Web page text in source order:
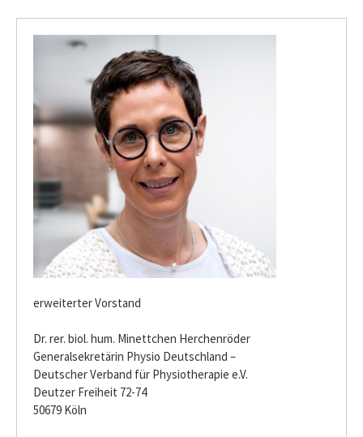
erweiterter Vorstand
Dr. rer. biol. hum. Minettchen Herchenröder
Generalsekretärin Physio Deutschland –
Deutscher Verband für Physiotherapie e.V.
Deutzer Freiheit 72-74
50679 Köln